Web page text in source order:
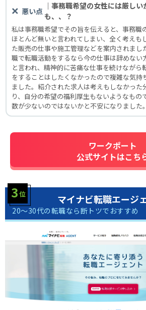
悪い点
｜事務職希望の女性には厳しい
も、、？
私は事務職希望でその旨を伝えると、事務職
ほとんど無いと言われてしまい、全く考えも
た販売の仕事や施工管理などを案内されまし
職で転職活動をするなら今の仕事は辞めない
と言われ、精神的に苦痛な仕事を続けながら
をすることはしたくなかったので複雑な気持
ました。紹介された求人は考えもしなかった
り、自分の希望の福利厚生もないようなもの
数が少ないのではないかと不安になりました。
ワークポート
公式サイトはこち
マイナビ転職エージ
20～30代の転職なら断トツでおすすめ